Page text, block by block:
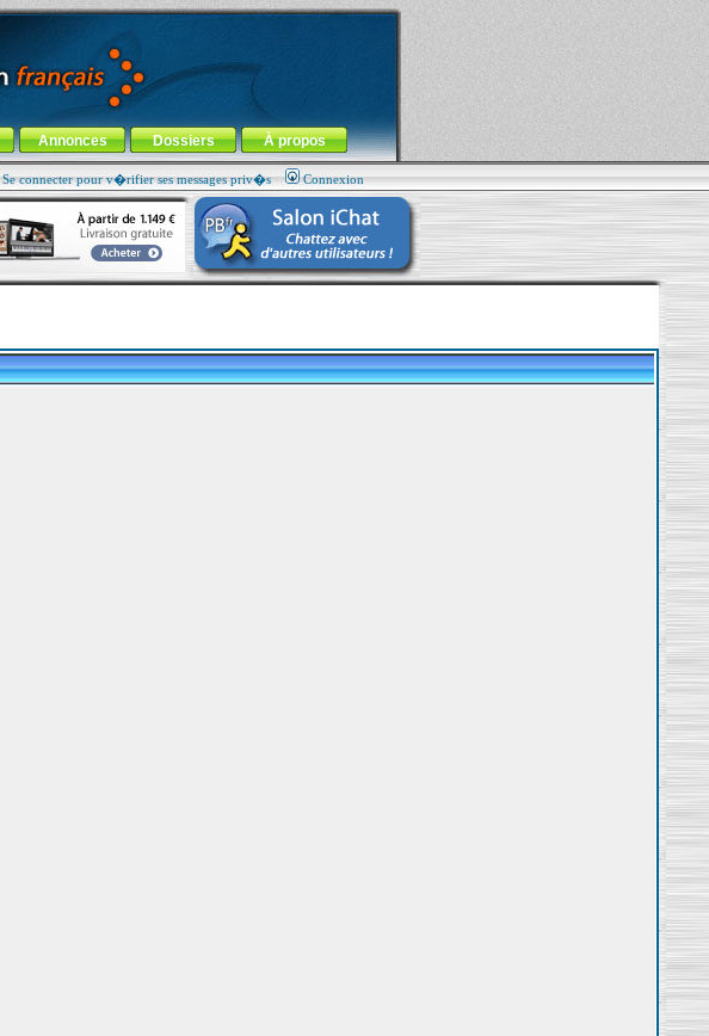
Annonces Dossiers À propos
Se connecter pour v�rifier ses messages priv�s Connexion